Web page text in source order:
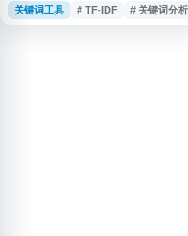
标题、搜索词等文本数据中快速
关键词工具 # TF-IDF # 关键词分析